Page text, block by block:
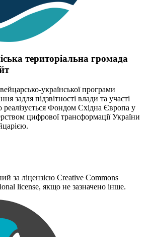
територіальна громада
української програми
задля підзвітності влади та участі
Фондом Східна Європа у
цифрової трансформації України
за ліцензією Creative Commons
license, якщо не зазначено інше.